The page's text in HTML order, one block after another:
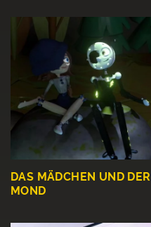
DAS MÄDCHEN UND DER
MOND